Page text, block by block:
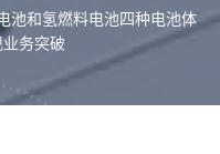
池和氢燃料电池四种电池体
务突破